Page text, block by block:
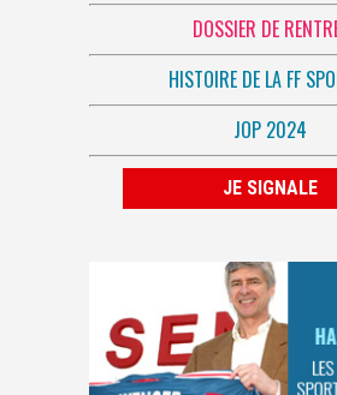
DOSSIER DE
HISTOIRE DE LA FF
JOP 2024
JE SIGNALE